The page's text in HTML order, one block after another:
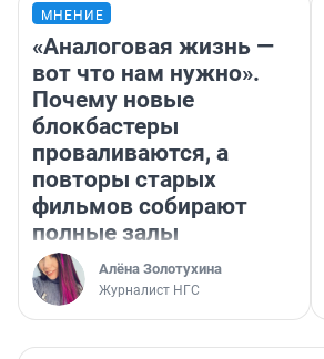
МНЕНИЕ
«Аналоговая жизнь —
вот что нам нужно».
Почему новые
блокбастеры
проваливаются, а
повторы старых
фильмов собирают
полные залы
Алёна Золотухина
Журналист НГС